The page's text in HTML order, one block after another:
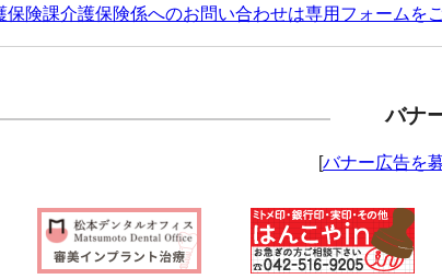
保険課介護保険係へのお問い合わせは専用フォームを
バナ
[バナー広告を